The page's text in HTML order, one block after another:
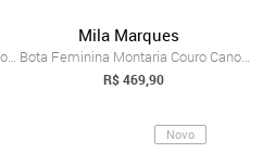
Sandália Crocs Classic Platform Clog TAUPE Marrom
Mila Marques
Bota Feminina Montaria Couro Cano Alto C...
R$ 469,90
Novo